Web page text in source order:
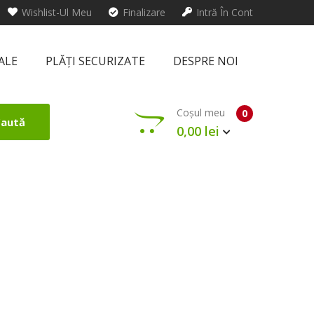
Wishlist-Ul Meu Finalizare Intră În Cont
PLĂȚI SECURIZATE DESPRE NOI
Coșul meu 0
0,00 lei